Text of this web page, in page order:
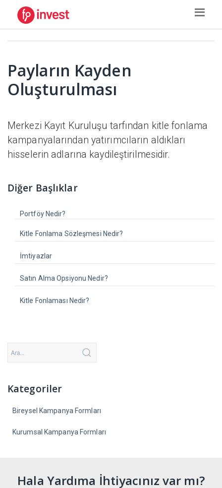
Payların Kayden
Oluşturulması
Merkezi Kayıt Kuruluşu tarfından kitle fonlama
kampanyalarından yatırımcıların aldıkları
hisselerin adlarına kaydileştirilmesidir.
Diğer Başlıklar
Portföy Nedir?
Kitle Fonlama Sözleşmesi Nedir?
İmtiyazlar
Satın Alma Opsiyonu Nedir?
Kitle Fonlaması Nedir?
Kategoriler
Bireysel Kampanya Formları
Kurumsal Kampanya Formları
Hala Yardıma İhtiyacınız var mı?